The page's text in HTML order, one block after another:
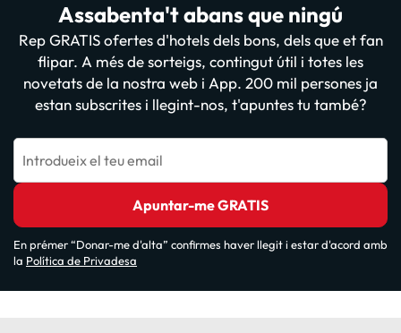
Assabenta't abans que ningú
Rep GRATIS ofertes d'hotels dels bons, dels que et fan
flipar. A més de sorteigs, contingut útil i totes les
novetats de la nostra web i App. 200 mil persones ja
estan subscrites i llegint-nos, t'apuntes tu també?
Introdueix el teu email
Apuntar-me GRATIS
En prémer “Donar-me d'alta” confirmes haver llegit i estar d'acord amb
la Política de Privadesa